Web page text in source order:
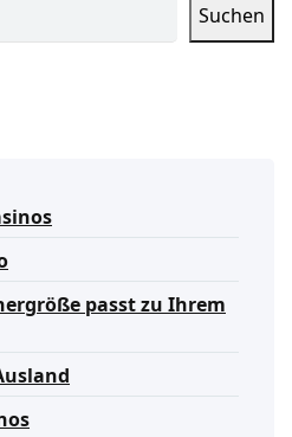
Suchen
passt zu Ihrem